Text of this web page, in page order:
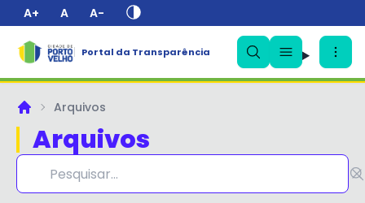
A+ A A-
Portal da Transparência
PrincipalArquivos
Arquivos
✕